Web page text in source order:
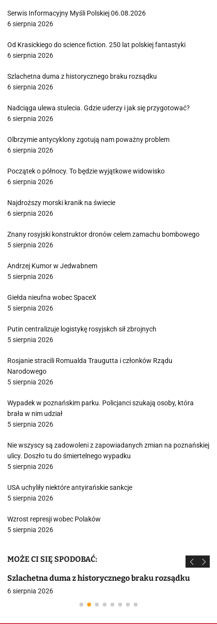
Serwis Informacyjny Myśli Polskiej 06.08.2026
6 sierpnia 2026
Od Krasickiego do science fiction. 250 lat polskiej fantastyki
6 sierpnia 2026
Szlachetna duma z historycznego braku rozsądku
6 sierpnia 2026
Nadciąga ulewa stulecia. Gdzie uderzy i jak się przygotować?
6 sierpnia 2026
Olbrzymie antycyklony zgotują nam poważny problem
6 sierpnia 2026
Początek o północy. To będzie wyjątkowe widowisko
6 sierpnia 2026
Najdroższy morski kranik na świecie
6 sierpnia 2026
Znany rosyjski konstruktor dronów celem zamachu bombowego
5 sierpnia 2026
Andrzej Kumor w Jedwabnem
5 sierpnia 2026
Giełda nieufna wobec SpaceX
5 sierpnia 2026
Putin centralizuje logistykę rosyjskch sił zbrojnych
5 sierpnia 2026
Rosjanie stracili Romualda Traugutta i członków Rządu
Narodowego
5 sierpnia 2026
Wypadek w poznańskim parku. Policjanci szukają osoby, która
brała w nim udział
5 sierpnia 2026
Nie wszyscy są zadowoleni z zapowiadanych zmian na poznańskiej
ulicy. Doszło tu do śmiertelnego wypadku
5 sierpnia 2026
USA uchyliły niektóre antyirańskie sankcje
5 sierpnia 2026
Wzrost represji wobec Polaków
5 sierpnia 2026
MOŻE CI SIĘ SPODOBAĆ:
Szlachetna duma z historycznego braku rozsądku
6 sierpnia 2026